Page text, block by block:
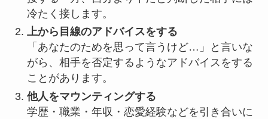
冷たく接します。
上から目線のアドバイスをする
「あなたのためを思って言うけど…」と言いな
がら、相手を否定するようなアドバイスをする
ことがあります。
他人をマウンティングする
学歴・職業・年収・恋愛経験などを引き合いに